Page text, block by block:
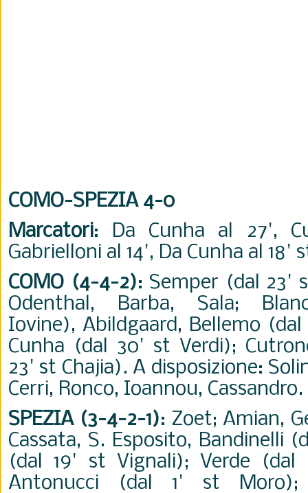
COMO-SPEZIA 4-0
Marcatori: Da Cunha al 27',
Gabrielloni al 14', Da Cunha al 18'
COMO (4-4-2): Semper (dal 23'
Odenthal, Barba, Sala;
Iovine), Abildgaard, Bellemo
Cunha (dal 30' st Verdi);
23' st Chajia). A disposizione:
Cerri, Ronco, Ioannou,
SPEZIA (3-4-2-1): Zoet; Amian,
Cassata, S. Esposito, Bandinelli
(dal 19' st Vignali); Verde (dal
Antonucci (dal 1' st